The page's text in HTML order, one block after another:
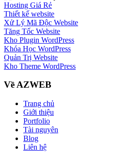
Hosting Giá Rẻ
Thiết kế website
Xử Lý Mã Độc Website
Tăng Tốc Website
Kho Plugin WordPress
Khóa Học WordPress
Quản Trị Website
Kho Theme WordPress
Về AZWEB
Trang chủ
Giới thiệu
Portfolio
Tài nguyên
Blog
Liên hệ